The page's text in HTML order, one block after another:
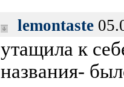
lemontaste
утащила к
названия-